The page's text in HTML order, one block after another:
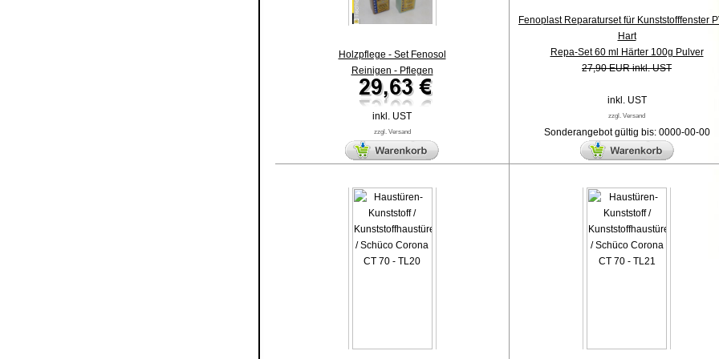
Holzpflege - Set Fenosol
Reinigen - Pflegen
inkl. UST
zzgl. Versand
Fenoplast Reparaturset für Kunststofffenster
Hart
Repa-Set 60 ml Härter 100g Pulver
27,90 EUR inkl. UST
inkl. UST
zzgl. Versand
Sonderangebot gültig bis: 0000-00-00